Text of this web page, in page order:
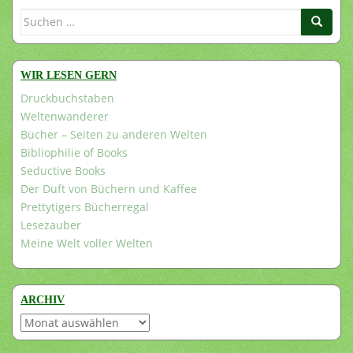
Suchen
WIR LESEN GERN
Druckbuchstaben
Weltenwanderer
Bücher – Seiten zu anderen Welten
Bibliophilie of Books
Seductive Books
Der Duft von Büchern und Kaffee
Prettytigers Bücherregal
Lesezauber
Meine Welt voller Welten
ARCHIV
Archiv